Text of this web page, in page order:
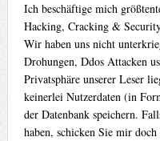
Ich beschäftige mich
Hacking, Cracking &
Wir haben uns nicht
Drohungen, Ddos Attacken
Privatsphäre unserer Leser
keinerlei Nutzerdaten (in
der Datenbank speichern.
haben, schicken Sie mir